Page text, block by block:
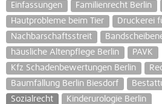
Einfassungen
Familienrecht Berlin
Hautprobleme beim Tier
Druckerei
Nachbarschaftsstreit
häusliche Altenpflege Berlin
PAVK
Kfz Schadenbewertungen Berlin
Baumfällung Berlin Biesdorf
Sozialrecht
Kinderurologie Berlin